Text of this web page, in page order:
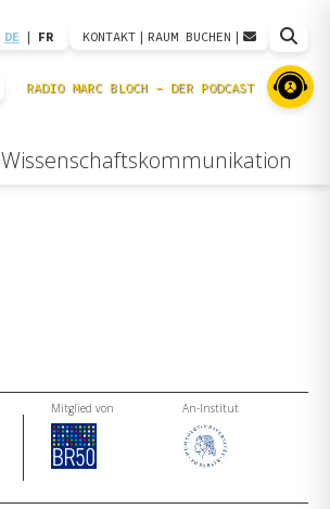
DE | FR KONTAKT | RAUM BUCHEN |
Wissenschaftskommunikation
Mitglied von An-Institut